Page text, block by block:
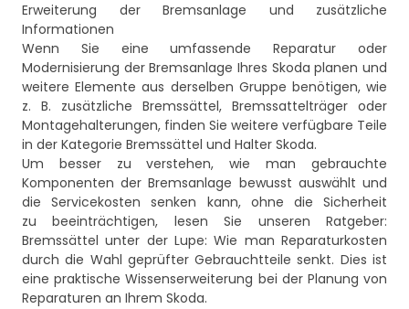
Erweiterung der Bremsanlage und zusätzliche
Informationen
Wenn Sie eine umfassende Reparatur oder
Modernisierung der Bremsanlage Ihres Skoda planen und
weitere Elemente aus derselben Gruppe benötigen, wie
z. B. zusätzliche Bremssättel, Bremssattelträger oder
Montagehalterungen, finden Sie weitere verfügbare Teile
in der Kategorie Bremssättel und Halter Skoda.
Um besser zu verstehen, wie man gebrauchte
Komponenten der Bremsanlage bewusst auswählt und
die Servicekosten senken kann, ohne die Sicherheit
zu beeinträchtigen, lesen Sie unseren Ratgeber:
Bremssättel unter der Lupe: Wie man Reparaturkosten
durch die Wahl geprüfter Gebrauchtteile senkt. Dies ist
eine praktische Wissenserweiterung bei der Planung von
Reparaturen an Ihrem Skoda.